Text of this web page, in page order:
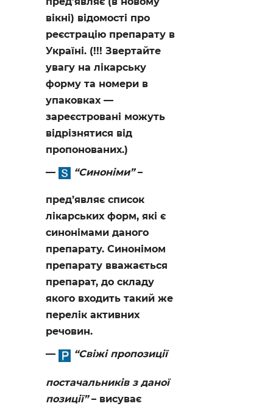
вікні) відомості про
реєстрацію препарату в
Україні. (!!! Звертайте
увагу на лікарську
форму та номери в
упаковках —
зареєстровані можуть
відрізнятися від
пропонованих.)
“Синоніми”–
пред’являє список
лікарських форм, які є
синонімами даного
препарату. Синонімом
препарату вважається
препарат, до складу
якого входить такий же
перелік активних
речовин.
“Свіжі пропозиції
постачальників з даної
позиції”– висуває